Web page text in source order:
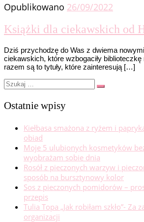
Opublikowano 26/09/2022
Książki dla ciekawskich od
Dziś przychodzę do Was z dwiema
ciekawskich, które wzbogaciły
razem są to tytuły, które zainteresują […]
Szukaj
Szukaj
Ostatnie wpisy
Kiełbasa smażona z ryżem i
obiad
Moje 5 ulubionych kosmetyków
wyobrażam sobie dnia
Rosół z pieczonych warzyw i
sposób na bursztynowy kolor
Sos z pieczonych pomidorów –
przepis
Tulia Topa „Jak robiłam szkło”-
organizacji